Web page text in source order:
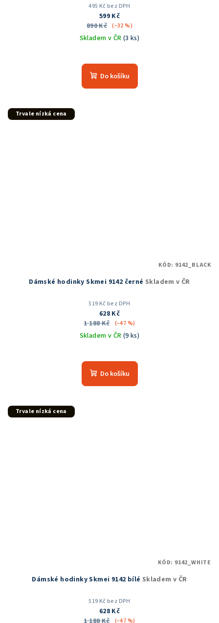
495 Kč bez DPH
599 Kč
890 Kč (–32 %)
Skladem v ČR (3 ks)
Do košíku
Trvale nízká cena
Dámské hodinky Skmei 9142 černé Skladem v ČR
519 Kč bez DPH
628 Kč
1 188 Kč
(–47 %)
Skladem v ČR (9 ks)
hodnocení
produktu
Do košíku
KÓD: 9142_BLACK
Trvale nízká cena
Dámské hodinky Skmei 9142 bílé Skladem v ČR
519 Kč bez DPH
628 Kč
1 188 Kč
(–47 %)
KÓD: 9142_WHITE